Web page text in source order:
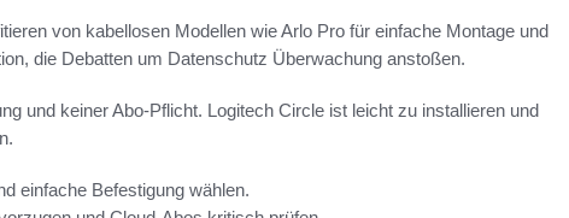
von kabellosen Modellen wie Arlo Pro für einfache Montage und
die Debatten um Datenschutz Überwachung anstoßen.
und keiner Abo-Pflicht. Logitech Circle ist leicht zu installieren und
einfache Befestigung wählen.